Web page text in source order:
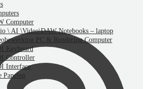
Computer
\ AI \Video\DAW Notebooks – laptop
PC & Rendering Computer
Keyboard
Controller
Interface
Panelen